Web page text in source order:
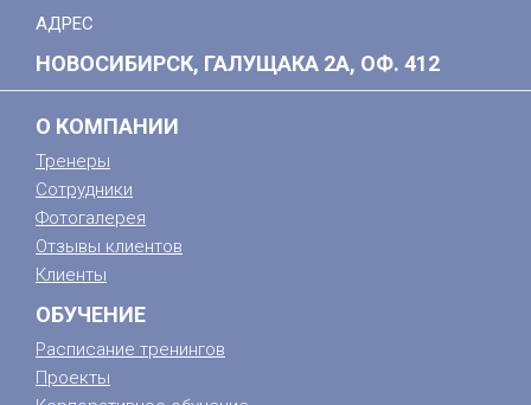
АДРЕС
НОВОСИБИРСК, ГАЛУЩАКА 2А, ОФ. 412
О КОМПАНИИ
Тренеры
Сотрудники
Фотогалерея
Отзывы клиентов
Клиенты
ОБУЧЕНИЕ
Расписание тренингов
Проекты